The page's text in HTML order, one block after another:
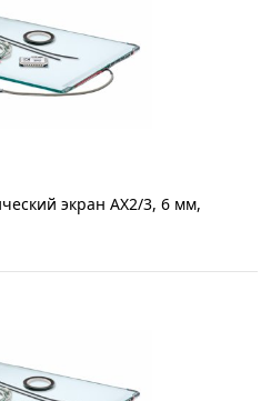
экран AX2/3, 6 мм,